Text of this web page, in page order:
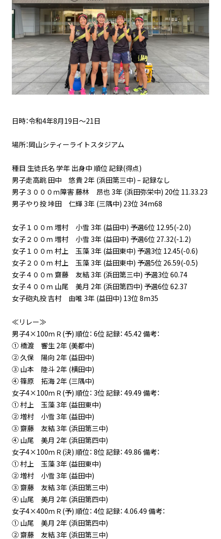
日時：令和4年8月19日〜21日
場所：岡山シティーライトスタジアム
種目 生徒氏名 学年 出身中 順位 記録(得点)
男子走高跳 田中 悠貴 2年 (浜田第三中) – 記録なし
男子３０００ｍ障害 藤林 昂也 3年 (浜田弥栄中) 20位 11.33.23
男子やり投 垰田 仁輝 3年 (三隅中) 23位 34m68
女子１００ｍ 増村 小雪 3年 (益田中) 予選6位 12.95(-2.0)
女子２００ｍ 増村 小雪 3年 (益田中) 予選6位 27.32(-1.2)
女子１００ｍ 村上 玉藻 3年 (益田東中) 予選3位 12.45(-0.6)
女子２００ｍ 村上 玉藻 3年 (益田東中) 予選5位 26.59(-0.5)
女子４００ｍ 齋藤 友結 3年 (浜田第三中) 予選3位 60.74
女子４００ｍ 山尾 美月 2年 (浜田第四中) 予選6位 62.37
女子砲丸投 吉村 由唯 3年 (益田中) 13位 8m35
≪リレー≫
男子4×100ｍＲ(予) 順位： 6位 記録： 45.42 備考：
① 橋渡 響生 2年 (美都中)
② 久保 陽向 2年 (益田中)
③ 山本 陸斗 2年 (横田中)
④ 篠原 拓海 2年 (三隅中)
女子4×100ｍＲ(予) 順位： 3位 記録： 49.49 備考：
① 村上 玉藻 3年 (益田東中)
② 増村 小雪 3年 (益田中)
③ 齋藤 友結 3年 (浜田第三中)
④ 山尾 美月 2年 (浜田第四中)
女子4×100ｍＲ(決) 順位： 8位 記録： 49.86 備考：
① 村上 玉藻 3年 (益田東中)
② 増村 小雪 3年 (益田中)
③ 齋藤 友結 3年 (浜田第三中)
④ 山尾 美月 2年 (浜田第四中)
女子4×400ｍＲ(予) 順位： 4位 記録： 4.06.49 備考：
① 山尾 美月 2年 (浜田第四中)
② 齋藤 友結 3年 (浜田第三中)